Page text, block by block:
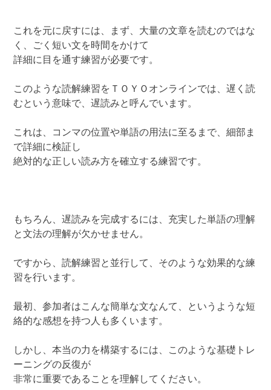
これを元に戻すには、まず、大量の文章を読むのではな
く、ごく短い文を時間をかけて
詳細に目を通す練習が必要です。
このような読解練習をＴＯＹＯオンラインでは、遅く読
むという意味で、遅読みと呼んでいます。
これは、コンマの位置や単語の用法に至るまで、細部ま
で詳細に検証し
絶対的な正しい読み方を確立する練習です。
もちろん、遅読みを完成するには、充実した単語の理解
と文法の理解が欠かせません。
ですから、読解練習と並行して、そのような効果的な練
習を行います。
最初、参加者はこんな簡単な文なんて、というような短
絡的な感想を持つ人も多くいます。
しかし、本当の力を構築するには、このような基礎トレ
ーニングの反復が
非常に重要であることを理解してください。